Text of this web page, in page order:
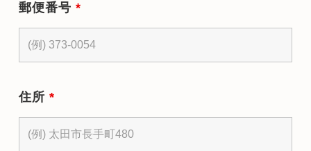
郵便番号*
住所*